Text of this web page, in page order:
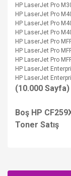
HP LaserJet Pro
HP LaserJet Pro
HP LaserJet Pro
HP LaserJet Pro
HP LaserJet Pro
HP LaserJet Pro
HP LaserJet Pro
HP LaserJet
HP LaserJet
(10.000 Sayfa)
Boş HP
Toner Satış